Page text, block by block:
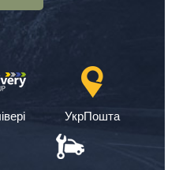
УкрПошта